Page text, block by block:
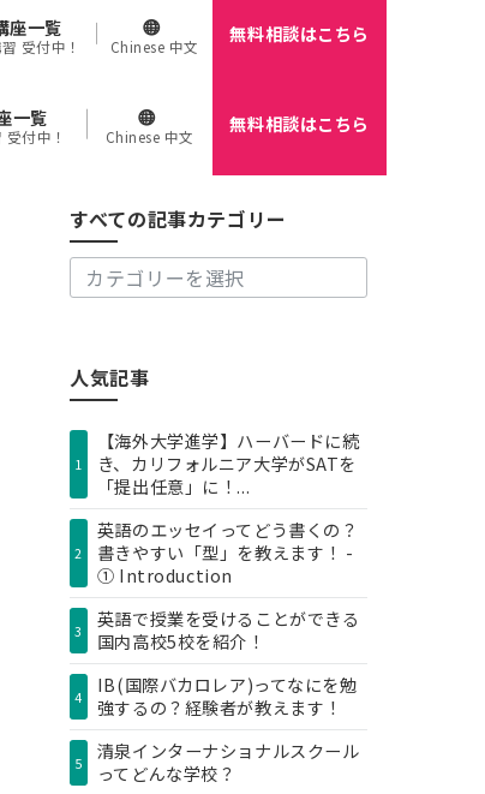
一覧
付中！ Chinese 中文
無料相談はこちら
座一覧
受付中！ Chinese 中文
無料相談はこちら
すべての記事カテゴリー
記
事
ー
人気記事
1
【海外大学進学】ハーバードに続
き、カリフォルニア大学がSATを
「提出任意」に！...
2
英語のエッセイってどう書くの？
書きやすい「型」を教えます！ -
① Introduction
3
英語で授業を受けることができる
国内高校5校を紹介！
4
IB(国際バカロレア)ってなにを勉
強するの？経験者が教えます！
5
清泉インターナショナルスクール
ってどんな学校？